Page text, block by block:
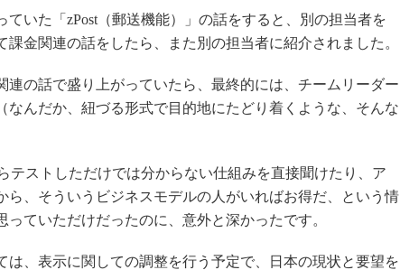
いた「zPost（郵送機能）」の話をすると、別の担当者を
金関連の話をしたら、また別の担当者に紹介されました。
の話で盛り上がっていたら、最終的には、チームリーダー
なんだか、紐づる形式で目的地にたどり着くような、そんな
テストしただけでは分からない仕組みを直接聞けたり、ア
ら、そういうビジネスモデルの人がいればお得だ、という情
ていただけだったのに、意外と深かったです。
、表示に関しての調整を行う予定で、日本の現状と要望を